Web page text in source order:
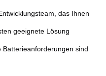
das Ihnen
geeignete Lösung
sind